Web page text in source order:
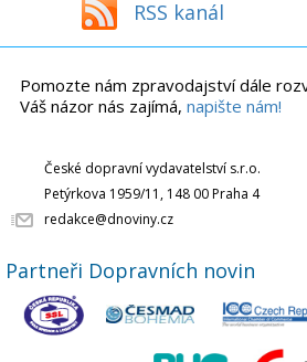
RSS kanál
Pomozte nám zpravodajství dále
Váš názor nás zajímá, napište nám!
České dopravní vydavatelství s.r.o.
Petýrkova 1959/11, 148 00 Praha 4
redakce@dnoviny.cz
Partneři Dopravních novin